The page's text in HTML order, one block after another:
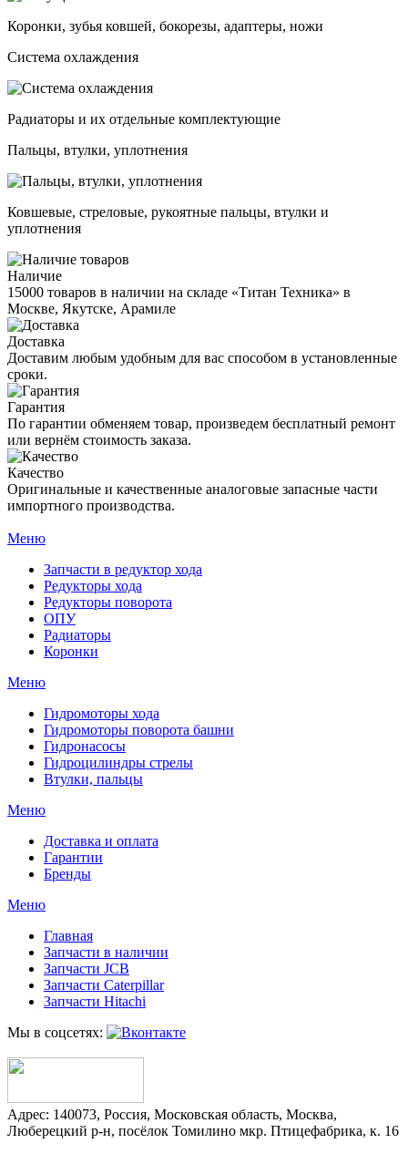
Коронки, зубья ковшей, бокорезы, адаптеры, ножи
Система охлаждения
Радиаторы и их отдельные комплектующие
Пальцы, втулки, уплотнения
Ковшевые, стреловые, рукоятные пальцы, втулки и
уплотнения
Наличие
15000 товаров в наличии на складе «Титан Техника» в
Москве, Якутске, Арамиле
Доставка
Доставим любым удобным для вас способом в установленные
сроки.
Гарантия
По гарантии обменяем товар, произведем бесплатный ремонт
или вернём стоимость заказа.
Качество
Оригинальные и качественные аналоговые запасные части
импортного производства.
Меню
Запчасти в редуктор хода
Редукторы хода
Редукторы поворота
ОПУ
Радиаторы
Коронки
Меню
Гидромоторы хода
Гидромоторы поворота башни
Гидронасосы
Гидроцилиндры стрелы
Втулки, пальцы
Меню
Доставка и оплата
Гарантии
Бренды
Меню
Главная
Запчасти в наличии
Запчасти JCB
Запчасти Caterpillar
Запчасти Hitachi
Мы в соцсетях:
Адрес: 140073, Россия, Московская область, Москва,
Люберецкий р-н, посёлок Томилино мкр. Птицефабрика, к. 16